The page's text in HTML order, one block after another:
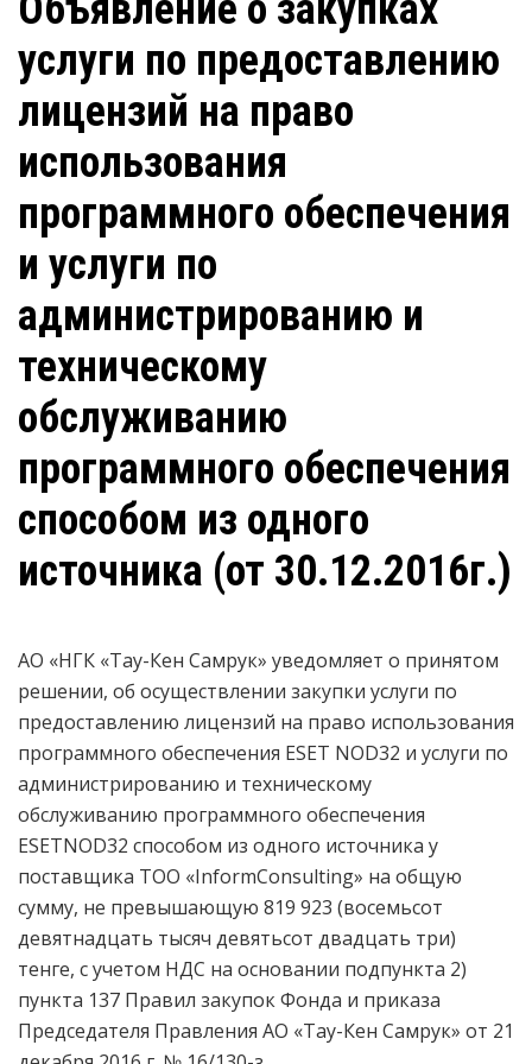
услуги по предоставлению
лицензий на право
использования
программного обеспечения
и услуги по
администрированию и
техническому
обслуживанию
программного обеспечения
способом из одного
источника (от 30.12.2016г.)
АО «НГК «Тау-Кен Самрук» уведомляет о принятом
решении, об осуществлении закупки услуги по
предоставлению лицензий на право использования
программного обеспечения ESET NOD32 и услуги по
администрированию и техническому
обслуживанию программного обеспечения
ESETNOD32 способом из одного источника у
поставщика ТОО «InformConsulting» на общую
сумму, не превышающую 819 923 (восемьсот
девятнадцать тысяч девятьсот двадцать три)
тенге, с учетом НДС на основании подпункта 2)
пункта 137 Правил закупок Фонда и приказа
Председателя Правления АО «Тау-Кен Самрук» от 21